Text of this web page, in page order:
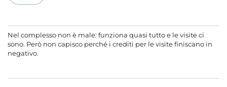
Nel complesso non è male: funziona quasi tutto e le visite ci
sono. Però non capisco perché i crediti per le visite finiscano in
negativo.